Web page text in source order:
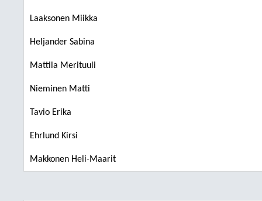
Laaksonen Miikka
Heljander Sabina
Mattila Merituuli
Nieminen Matti
Tavio Erika
Ehrlund Kirsi
Makkonen Heli-Maarit